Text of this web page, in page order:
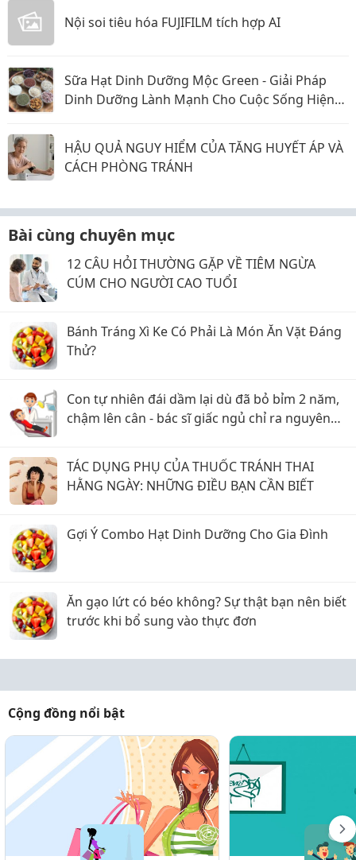
Nội soi tiêu hóa FUJIFILM tích hợp AI
Sữa Hạt Dinh Dưỡng Mộc Green - Giải Pháp
Dinh Dưỡng Lành Mạnh Cho Cuộc Sống Hiện
HẬU QUẢ NGUY HIỂM CỦA TĂNG HUYẾT ÁP VÀ
CÁCH PHÒNG TRÁNH
Bài cùng chuyên mục
12 CÂU HỎI THƯỜNG GẶP VỀ TIÊM NGỪA
CÚM CHO NGƯỜI CAO TUỔI
Bánh Tráng Xì Ke Có Phải Là Món Ăn Vặt Đáng
Thử?
Con tự nhiên đái dầm lại dù đã bỏ bỉm 2 năm,
chậm lên cân - bác sĩ giấc ngủ chỉ ra nguyên
TÁC DỤNG PHỤ CỦA THUỐC TRÁNH THAI
HẰNG NGÀY: NHỮNG ĐIỀU BẠN CẦN BIẾT
Gợi Ý Combo Hạt Dinh Dưỡng Cho Gia Đình
Ăn gạo lứt có béo không? Sự thật bạn nên biết
trước khi bổ sung vào thực đơn
Cộng đồng nổi bật